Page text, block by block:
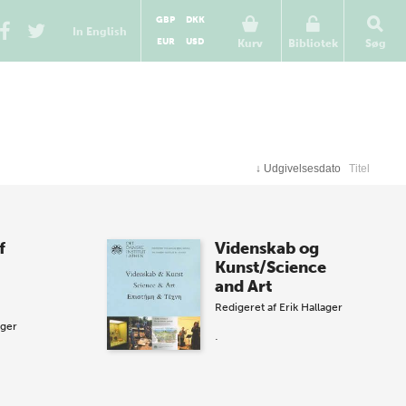
In English
Kurv
GBP
DKK
EUR
USD Bibliotek Søg
↓ Udgivelsesdato Titel
Videnskab og
Kunst/Science
and Art
Redigeret af Erik Hallager
.